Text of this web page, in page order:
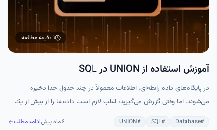
۱ دقیقه مطالعه
آموزش استفاده از UNION در SQL
در پایگاه‌های داده رابطه‌ای، اطلاعات معمولاً در چند جدول جدا ذخیره
می‌شوند. اما وقتی گزارش می‌گیرید، اغلب لازم است داده‌ها را از بیش از یک
#
Database
#
SQL
#
UNION ۶ ماه پیش ادامه مطلب